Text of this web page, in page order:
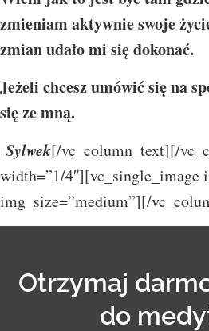
zmieniam aktywnie swoje
zmian udało mi się dokonać.
Jeżeli chcesz umówić się na
się ze mną.
Sylwek[/vc_column_text][/
width=”1/4″][vc_single_image
img_size=”medium”][/
Otrzymaj
do